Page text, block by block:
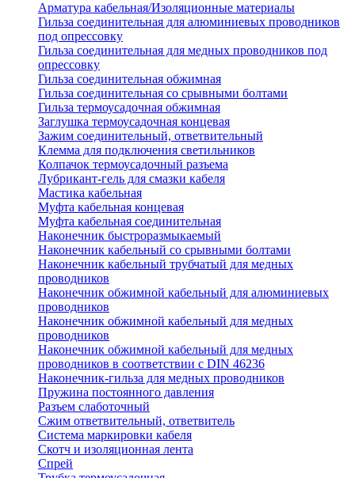
Арматура кабельная/Изоляционные материалы
Гильза соединительная для алюминиевых проводников
под опрессовку
Гильза соединительная для медных проводников под
опрессовку
Гильза соединительная обжимная
Гильза соединительная со срывными болтами
Гильза термоусадочная обжимная
Заглушка термоусадочная концевая
Зажим соединительный, ответвительный
Клемма для подключения светильников
Колпачок термоусадочный разъема
Лубрикант-гель для смазки кабеля
Мастика кабельная
Муфта кабельная концевая
Муфта кабельная соединительная
Наконечник быстроразмыкаемый
Наконечник кабельный со срывными болтами
Наконечник кабельный трубчатый для медных
проводников
Наконечник обжимной кабельный для алюминиевых
проводников
Наконечник обжимной кабельный для медных
проводников
Наконечник обжимной кабельный для медных
проводников в соответствии с DIN 46236
Наконечник-гильза для медных проводников
Пружина постоянного давления
Разъем слаботочный
Сжим ответвительный, ответвитель
Система маркировки кабеля
Скотч и изоляционная лента
Спрей